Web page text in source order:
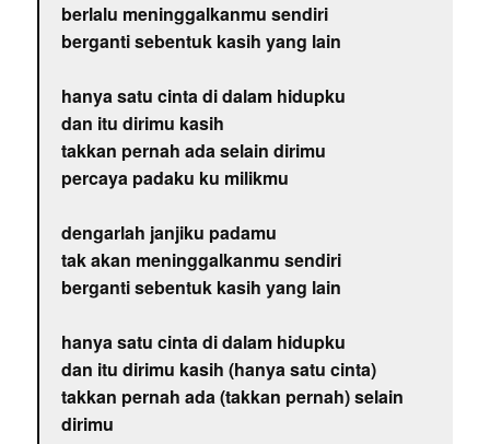
berlalu meninggalkanmu sendiri
berganti sebentuk kasih yang lain
hanya satu cinta di dalam hidupku
dan itu dirimu kasih
takkan pernah ada selain dirimu
percaya padaku ku milikmu
dengarlah janjiku padamu
tak akan meninggalkanmu sendiri
berganti sebentuk kasih yang lain
hanya satu cinta di dalam hidupku
dan itu dirimu kasih (hanya satu cinta)
takkan pernah ada (takkan pernah) selain
dirimu